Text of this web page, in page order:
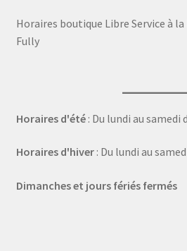
Horaires boutique Libre Service à
Fully
Horaires d'été: Du lundi au samedi
Horaires d'hiver: Du lundi au
Dimanches et jours fériés fermés